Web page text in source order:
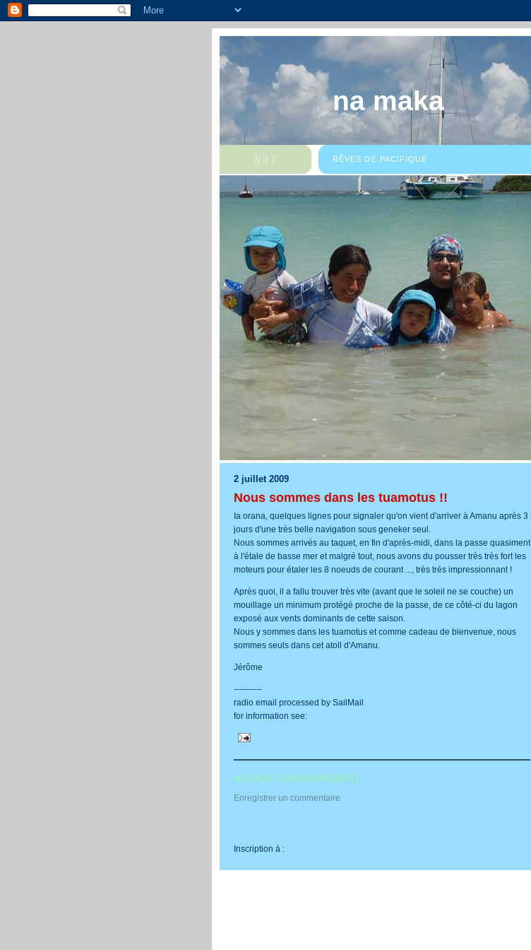
na maka
RÊVES DE PACIFIQUE
2 juillet 2009
Nous sommes dans les tuamotus !!
Ia orana, quelques lignes pour signaler qu'on vient d'arriver à Amanu après 3
jours d'une très belle navigation sous geneker seul.
Nous sommes arrivés au taquet, en fin d'après-midi, dans la passe quasiment
à l'étale de basse mer et malgré tout, nous avons du pousser très très fort les
moteurs pour étaler les 8 noeuds de courant ..., très très impressionnant !
Après quoi, il a fallu trouver très vite (avant que le soleil ne se couche) un
mouillage un minimum protégé proche de la passe, de ce côté-ci du lagon
exposé aux vents dominants de cette saison.
Nous y sommes dans les tuamotus et comme cadeau de bienvenue, nous
sommes seuls dans cet atoll d'Amanu.
Jérôme
----------
radio email processed by SailMail
for information see:
aucun commentaire:
Enregistrer un commentaire
Inscription à :